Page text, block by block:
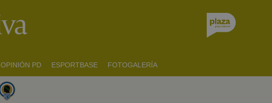
OPINIÓN PD ESPORTBASE FOTOGALERÍA